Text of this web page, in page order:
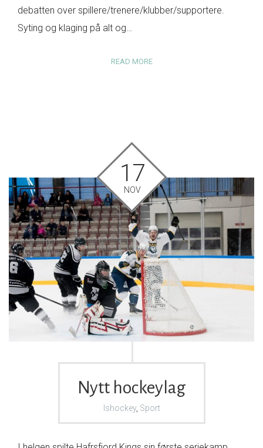
debatten over spillere/trenere/klubber/supportere.
Syting og klaging på alt og…
READ MORE
17
NOV
Nytt hockeylag
Ishockey, Sport